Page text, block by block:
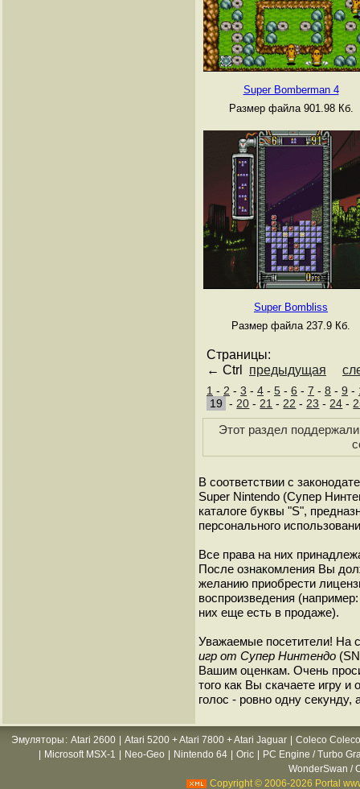
Super Bomberman 4
Размер файла 901.98 Кб.
Super Bombliss
Размер файла 237.9 Кб.
Страницы:
← Ctrl предыдущая
1 - 2 - 3 - 4 - 5 - 6 - 7 - 8 - 9 -
19 - 20 - 21 - 22 - 23 - 24 -
Этот раздел
В соответствии с
Super Nintendo (Супер
каталоге буквы "S",
персонального
Все права на них
После ознакомления Вы
желанию приобрести
воспроизведения
них еще есть в продаже).
Уважаемые посетители! На
игр от Супер Нинтендо
Вашим оценкам. Очень
того как Вы скачаете игру
голос - ровно одну
Эмуляторы : Atari 2600 Atari 5200 + Atari 7800 + Atari Jaguar
Coleco
Microsoft MSX-1 Neo-Geo Nintendo 64 Oric
PC Engine / Turbo
WonderSwan /
Copyright © 2006-2026 Portal